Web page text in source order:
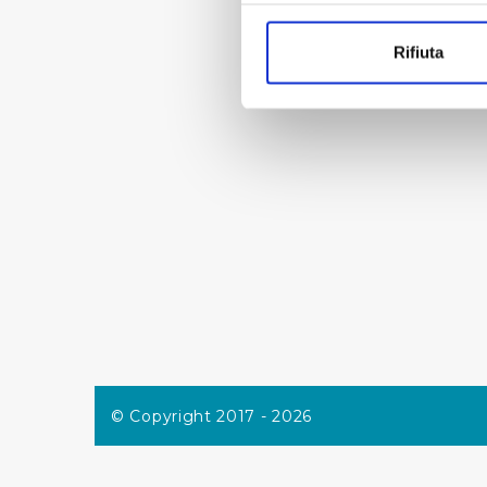
Identificare il tuo
digitali).
Rifiuta
© Copyright 2017 - 2026